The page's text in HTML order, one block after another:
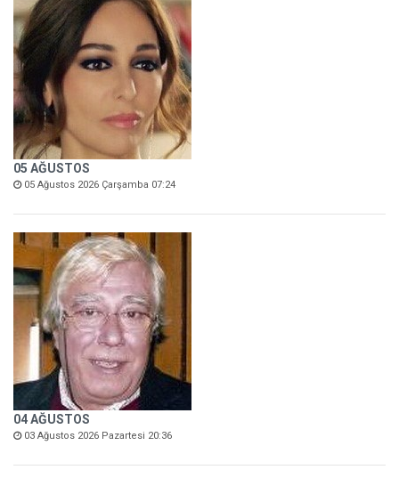
05 AĞUSTOS
05 Ağustos 2026 Çarşamba 07:24
04 AĞUSTOS
03 Ağustos 2026 Pazartesi 20:36